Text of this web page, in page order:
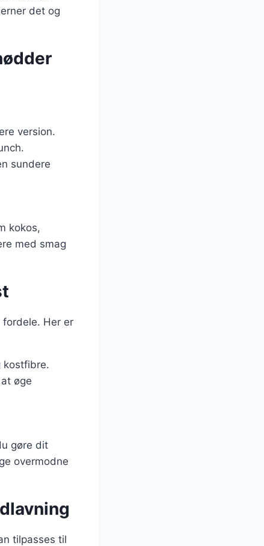
det og
version.
sundere
kokos,
med smag
Her er
kostfibre.
øge
gøre dit
overmodne
tilpasses til